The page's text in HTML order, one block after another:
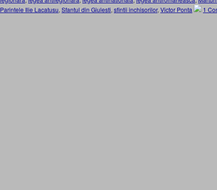
Parintele Ilie Lacatusu, Sfantul din Giulesti, sfintii inchisorilor, Victor Ponta 1